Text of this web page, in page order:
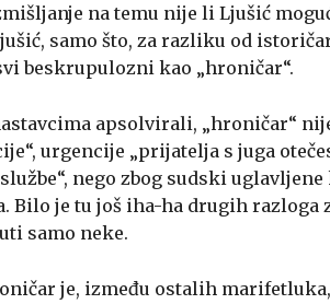
na temu nije li Ljušić
samo što, za razliku od
beskrupulozni kao „hroničar“.
apsolvirali, „hroničar“
urgencije „prijatelja s juga
nego zbog sudski
Bilo je tu još iha-ha drugih razloga
samo neke.
je, između ostalih